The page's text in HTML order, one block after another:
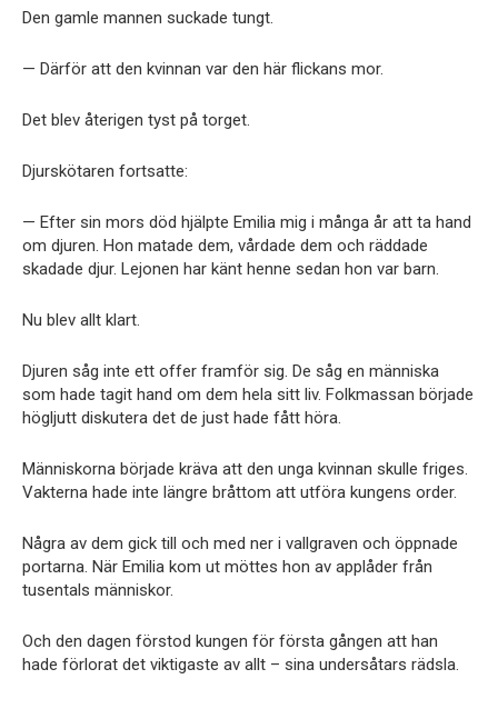
Den gamle mannen suckade tungt.
— Därför att den kvinnan var den här flickans mor.
Det blev återigen tyst på torget.
Djurskötaren fortsatte:
— Efter sin mors död hjälpte Emilia mig i många år att ta hand
om djuren. Hon matade dem, vårdade dem och räddade
skadade djur. Lejonen har känt henne sedan hon var barn.
Nu blev allt klart.
Djuren såg inte ett offer framför sig. De såg en människa
som hade tagit hand om dem hela sitt liv. Folkmassan började
högljutt diskutera det de just hade fått höra.
Människorna började kräva att den unga kvinnan skulle friges.
Vakterna hade inte längre bråttom att utföra kungens order.
Några av dem gick till och med ner i vallgraven och öppnade
portarna. När Emilia kom ut möttes hon av applåder från
tusentals människor.
Och den dagen förstod kungen för första gången att han
hade förlorat det viktigaste av allt – sina undersåtars rädsla.